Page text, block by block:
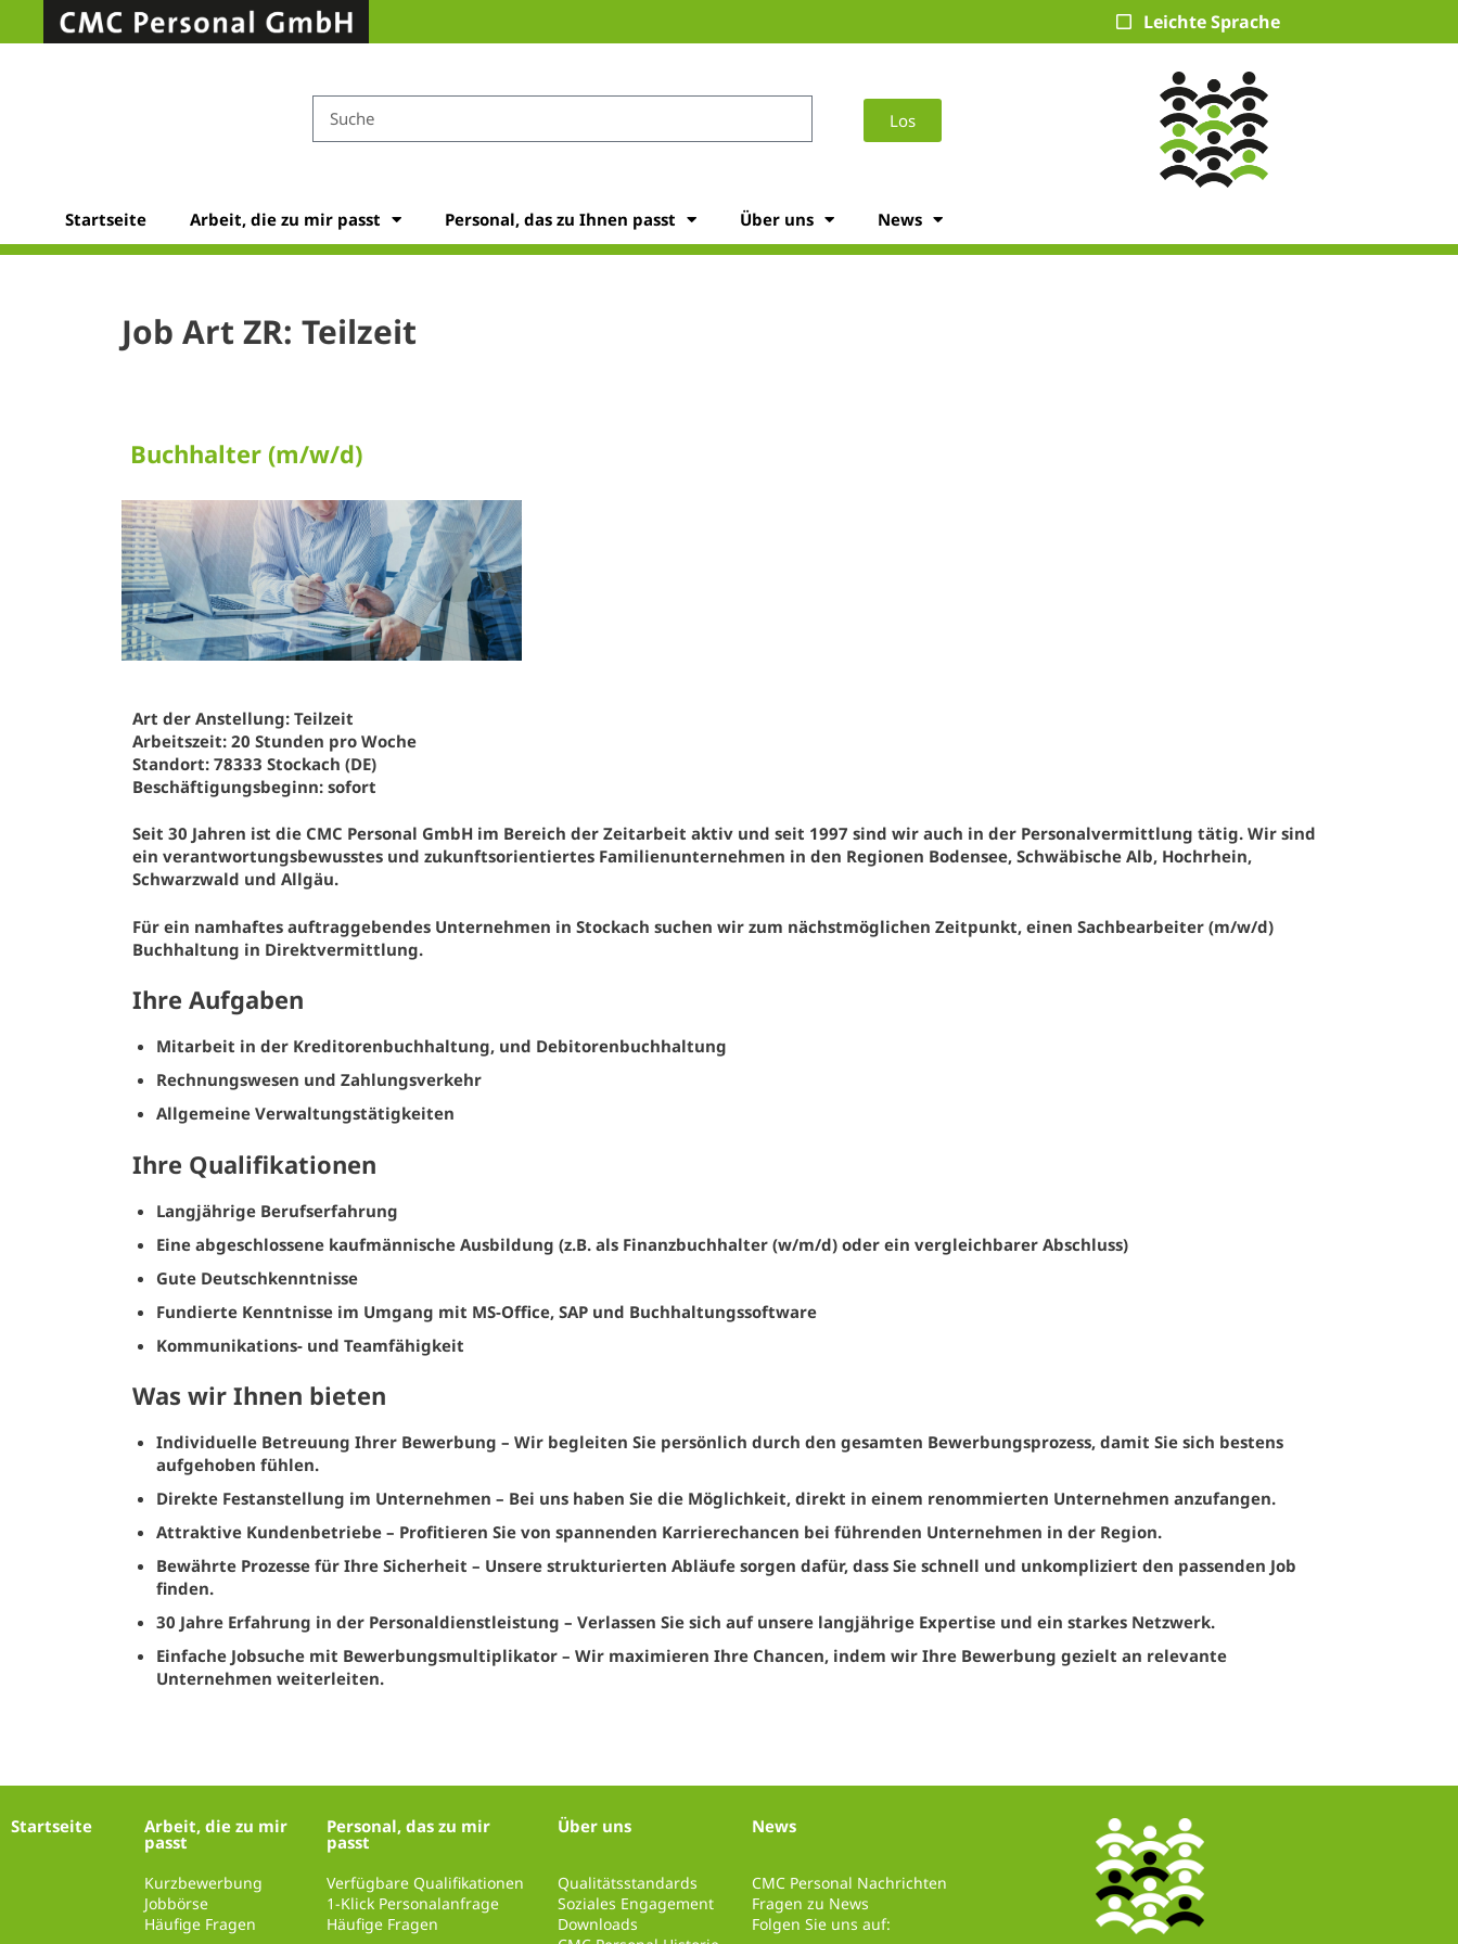
Leichte Sprache
Los
Startseite Arbeit, die zu mir passt Personal, das zu Ihnen passt Über uns News
Job Art ZR: Teilzeit
Buchhalter (m/w/d)
Art der Anstellung: Teilzeit
Arbeitszeit: 20 Stunden pro Woche
Standort: 78333 Stockach (DE)
Beschäftigungsbeginn: sofort
Seit 30 Jahren ist die CMC Personal GmbH im Bereich der Zeitarbeit aktiv und seit 1997 sind wir auch in der Personalvermittlung tätig. Wir sind
ein verantwortungsbewusstes und zukunftsorientiertes Familienunternehmen in den Regionen Bodensee, Schwäbische Alb, Hochrhein,
Schwarzwald und Allgäu.
Für ein namhaftes auftraggebendes Unternehmen in Stockach suchen wir zum nächstmöglichen Zeitpunkt, einen Sachbearbeiter (m/w/d)
Buchhaltung in Direktvermittlung.
Ihre Aufgaben
Mitarbeit in der Kreditorenbuchhaltung, und Debitorenbuchhaltung
Rechnungswesen und Zahlungsverkehr
Allgemeine Verwaltungstätigkeiten
Ihre Qualifikationen
Langjährige Berufserfahrung
Eine abgeschlossene kaufmännische Ausbildung (z.B. als Finanzbuchhalter (w/m/d) oder ein vergleichbarer Abschluss)
Gute Deutschkenntnisse
Fundierte Kenntnisse im Umgang mit MS-Office, SAP und Buchhaltungssoftware
Kommunikations- und Teamfähigkeit
Was wir Ihnen bieten
Individuelle Betreuung Ihrer Bewerbung – Wir begleiten Sie persönlich durch den gesamten Bewerbungsprozess, damit Sie sich bestens
aufgehoben fühlen.
Direkte Festanstellung im Unternehmen – Bei uns haben Sie die Möglichkeit, direkt in einem renommierten Unternehmen anzufangen.
Attraktive Kundenbetriebe – Profitieren Sie von spannenden Karrierechancen bei führenden Unternehmen in der Region.
Bewährte Prozesse für Ihre Sicherheit – Unsere strukturierten Abläufe sorgen dafür, dass Sie schnell und unkompliziert den passenden Job
finden.
30 Jahre Erfahrung in der Personaldienstleistung – Verlassen Sie sich auf unsere langjährige Expertise und ein starkes Netzwerk.
Einfache Jobsuche mit Bewerbungsmultiplikator – Wir maximieren Ihre Chancen, indem wir Ihre Bewerbung gezielt an relevante
Unternehmen weiterleiten.
Startseite Arbeit, die zu mir
passt
Kurzbewerbung
Jobbörse
Häufige Fragen
Personal, das zu mir
passt
Verfügbare Qualifikationen
1-Klick Personalanfrage
Häufige Fragen
Über uns
Qualitätsstandards
Soziales Engagement
Downloads
News
CMC Personal Nachrichten
Fragen zu News
Folgen Sie uns auf: